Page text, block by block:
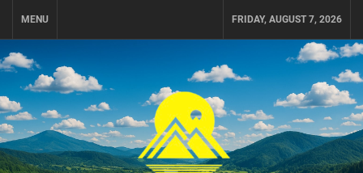
MENU FRIDAY, AUGUST 7, 2026